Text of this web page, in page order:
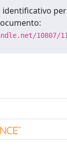
identificativo
10807/